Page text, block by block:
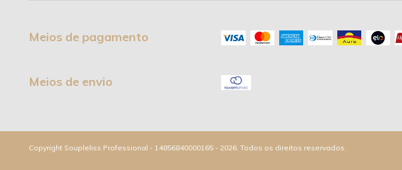
Meios de pagamento
Meios de envio
Copyright Soupleliss Professional - 14856840000165 - 2026. Todos os direitos reservados.